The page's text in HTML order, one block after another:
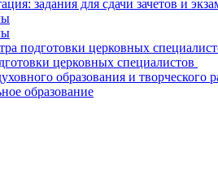
задания для сдачи зачетов и
подготовки церковных
церковных специалистов
образования и
образование